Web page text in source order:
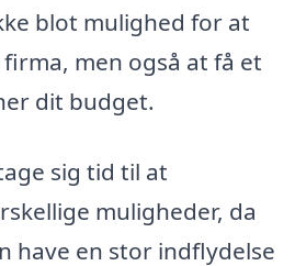
blot mulighed for at
men også at få et
dit budget.
sig tid til at
muligheder, da
have en stor indflydelse